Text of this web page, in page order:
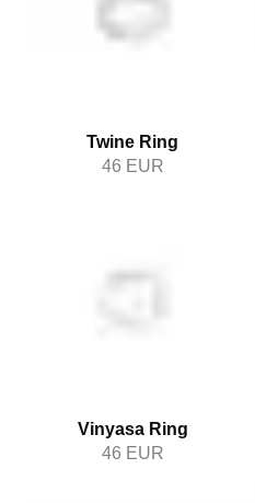
Twine Ring
46 EUR
Vinyasa Ring
46 EUR